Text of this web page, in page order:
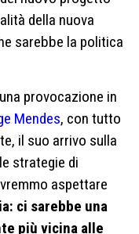
della nuova
sarebbe la politica
provocazione in
Mendes, con tutto
il suo arrivo sulla
strategie di
aspettare
ci sarebbe una
più vicina alle